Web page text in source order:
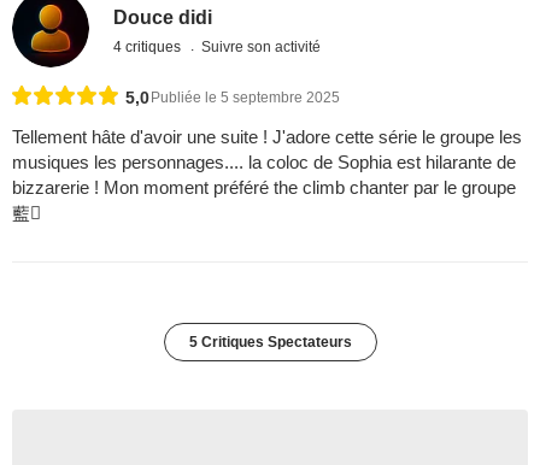
Douce didi
4 critiques Suivre son activité
5,0Publiée le 5 septembre 2025
Tellement hâte d'avoir une suite ! J'adore cette série le groupe les
musiques les personnages.... la coloc de Sophia est hilarante de
bizzarerie ! Mon moment préféré the climb chanter par le groupe
藍
5 Critiques Spectateurs